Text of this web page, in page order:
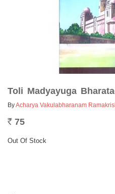
Toli Madyayuga
ByAcharya Vakulabharanam
Rs. 75
Out Of Stock